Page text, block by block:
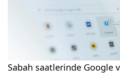
Sabah saatlerinde Google